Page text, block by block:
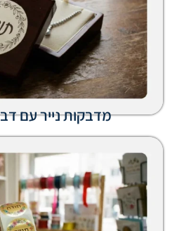
נייר עם דבק קל להסרה